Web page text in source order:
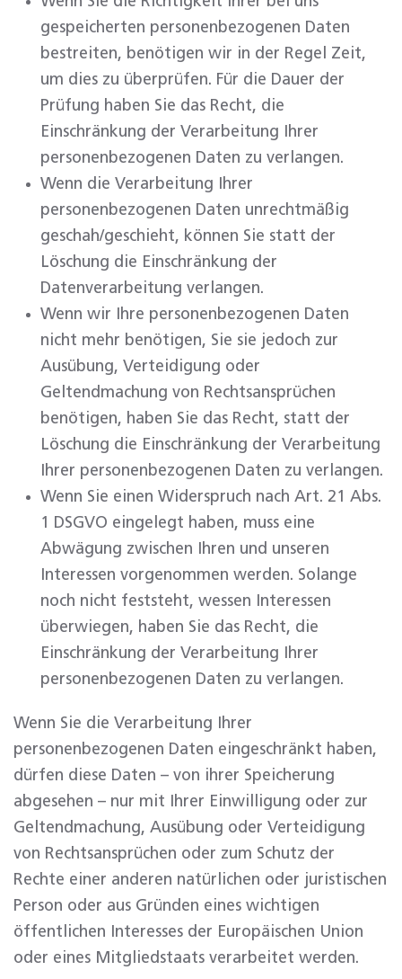
gespeicherten personenbezogenen Daten
bestreiten, benötigen wir in der Regel Zeit,
um dies zu überprüfen. Für die Dauer der
Prüfung haben Sie das Recht, die
Einschränkung der Verarbeitung Ihrer
personenbezogenen Daten zu verlangen.
Wenn die Verarbeitung Ihrer
personenbezogenen Daten unrechtmäßig
geschah/geschieht, können Sie statt der
Löschung die Einschränkung der
Datenverarbeitung verlangen.
Wenn wir Ihre personenbezogenen Daten
nicht mehr benötigen, Sie sie jedoch zur
Ausübung, Verteidigung oder
Geltendmachung von Rechtsansprüchen
benötigen, haben Sie das Recht, statt der
Löschung die Einschränkung der Verarbeitung
Ihrer personenbezogenen Daten zu verlangen.
Wenn Sie einen Widerspruch nach Art. 21 Abs.
1 DSGVO eingelegt haben, muss eine
Abwägung zwischen Ihren und unseren
Interessen vorgenommen werden. Solange
noch nicht feststeht, wessen Interessen
überwiegen, haben Sie das Recht, die
Einschränkung der Verarbeitung Ihrer
personenbezogenen Daten zu verlangen.
Wenn Sie die Verarbeitung Ihrer
personenbezogenen Daten eingeschränkt haben,
dürfen diese Daten – von ihrer Speicherung
abgesehen – nur mit Ihrer Einwilligung oder zur
Geltendmachung, Ausübung oder Verteidigung
von Rechtsansprüchen oder zum Schutz der
Rechte einer anderen natürlichen oder juristischen
Person oder aus Gründen eines wichtigen
öffentlichen Interesses der Europäischen Union
oder eines Mitgliedstaats verarbeitet werden.